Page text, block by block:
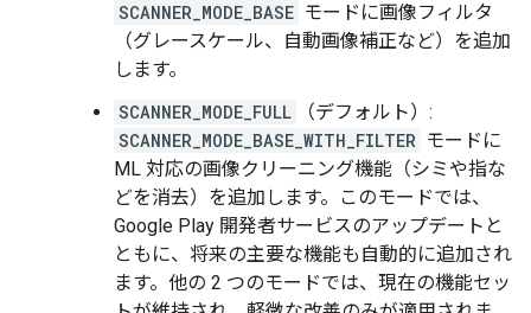
SCANNER_MODE_BASE モードに画像フィルタ
（グレースケール、自動画像補正など）を追加
します。
SCANNER_MODE_FULL
（デフォルト）:
SCANNER_MODE_BASE_WITH_FILTER モードに
ML 対応の画像クリーニング機能（シミや指な
どを消去）を追加します。このモードでは、
Google Play 開発者サービスのアップデートと
ともに、将来の主要な機能も自動的に追加され
ます。他の 2 つのモードでは、現在の機能セッ